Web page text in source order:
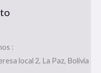
:
local 2, La Paz, Bolivia